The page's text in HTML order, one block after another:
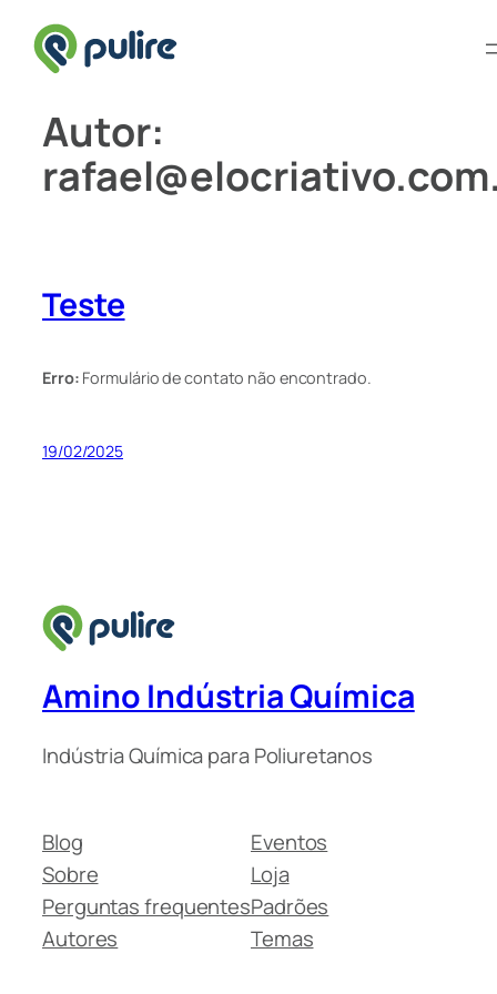
para
conteúdo
Autor:
Teste
Erro: Formulário de contato não encontrado.
19/02/2025
Amino Indústria Química
Indústria Química para Poliuretanos
Blog
Sobre
Perguntas frequentes
Autores
Eventos
Loja
Padrões
Temas